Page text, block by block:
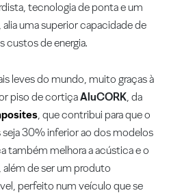
tecnologia de ponta e um
uma superior capacidade de
custos de energia.
leves do mundo, muito graças à
piso de cortiçaAluCORK, da
, que contribui para que o
seja 30% inferior ao dos modelos
também melhora a acústica e o
de ser um produto
perfeito num veículo que se